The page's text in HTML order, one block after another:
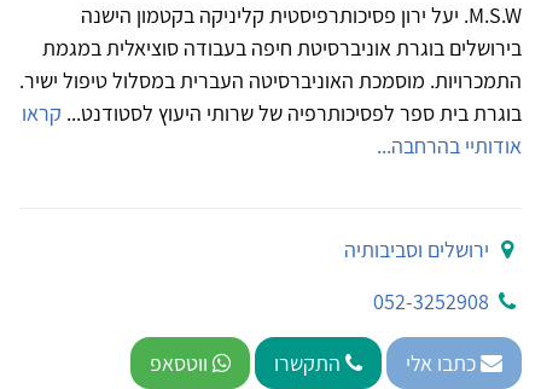
M.S.W. יעל ירון פסיכותרפיסטית קליניקה בקטמון הישנה
בירושלים בוגרת אוניברסיטת חיפה בעבודה סוציאלית במגמת
התמכרויות. מוסמכת האוניברסיטה העברית במסלול טיפול ישיר.
בוגרת בית ספר לפסיכותרפיה של שרותי היעוץ לסטודנט... קראו
אודותיי בהרחבה...
ירושלים וסביבותיה
052-3252908
כתבו אלי התקשרו ווטסאפ